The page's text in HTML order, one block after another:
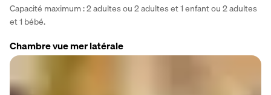
Capacité maximum : 2 adultes ou 2 adultes et 1 enfant ou 2 adultes
et 1 bébé.
Chambre vue mer latérale